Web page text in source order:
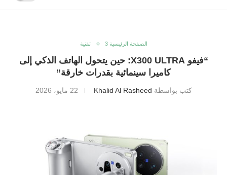
الصفحة الرئيسية 3 تقنية
“فيفو X300 ULTRA: حين يتحول الهاتف الذكي إلى
كاميرا سينمائية بقدرات خارقة”
كتب بواسطة Khalid Al Rasheed 22 مايو، 2026